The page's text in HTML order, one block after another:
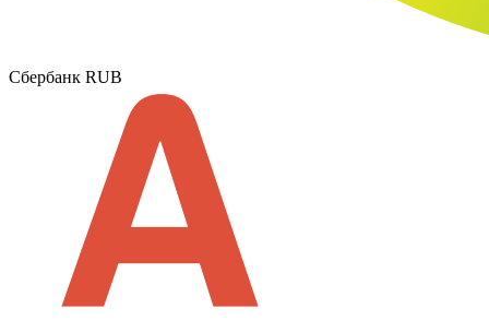
Сбербанк RUB